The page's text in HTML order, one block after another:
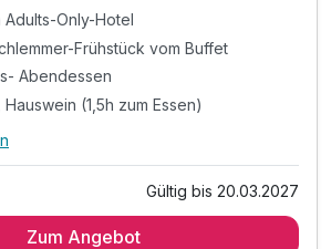
Adults-Only-Hotel
Frühstück vom Buffet
Abendessen
(1,5h zum Essen)
Frühstück vom Buffet
Gültig bis 20.03.2027
Zum Angebot